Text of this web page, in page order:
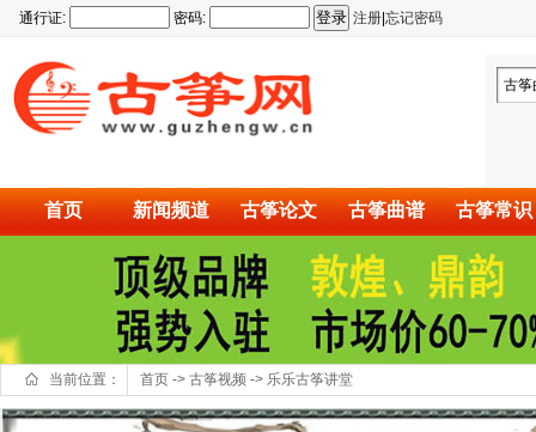
通行证: 密码: 注册 忘记密码
古筝
首页 新闻频道 古筝论文 古筝曲谱 古筝常识
当前位置： 首页 -> 古筝视频 -> 乐乐古筝讲堂